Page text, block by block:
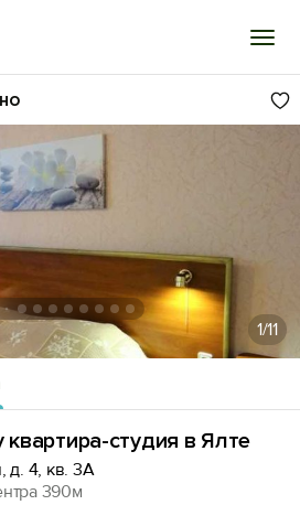
1/11
студия в Ялте
д. 4, кв. 3А
390м